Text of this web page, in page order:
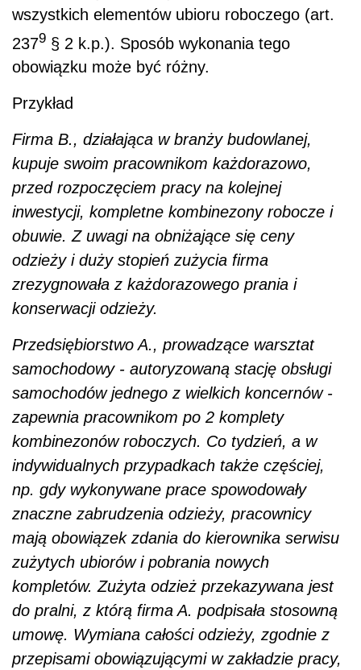
wszystkich elementów ubioru roboczego (art.
2379 § 2 k.p.). Sposób wykonania tego
obowiązku może być różny.
Przykład
Firma B., działająca w branży budowlanej,
kupuje swoim pracownikom każdorazowo,
przed rozpoczęciem pracy na kolejnej
inwestycji, kompletne kombinezony robocze i
obuwie. Z uwagi na obniżające się ceny
odzieży i duży stopień zużycia firma
zrezygnowała z każdorazowego prania i
konserwacji odzieży.
Przedsiębiorstwo A., prowadzące warsztat
samochodowy - autoryzowaną stację obsługi
samochodów jednego z wielkich koncernów -
zapewnia pracownikom po 2 komplety
kombinezonów roboczych. Co tydzień, a w
indywidualnych przypadkach także częściej,
np. gdy wykonywane prace spowodowały
znaczne zabrudzenia odzieży, pracownicy
mają obowiązek zdania do kierownika serwisu
zużytych ubiorów i pobrania nowych
kompletów. Zużyta odzież przekazywana jest
do pralni, z którą firma A. podpisała stosowną
umowę. Wymiana całości odzieży, zgodnie z
przepisami obowiązującymi w zakładzie pracy,